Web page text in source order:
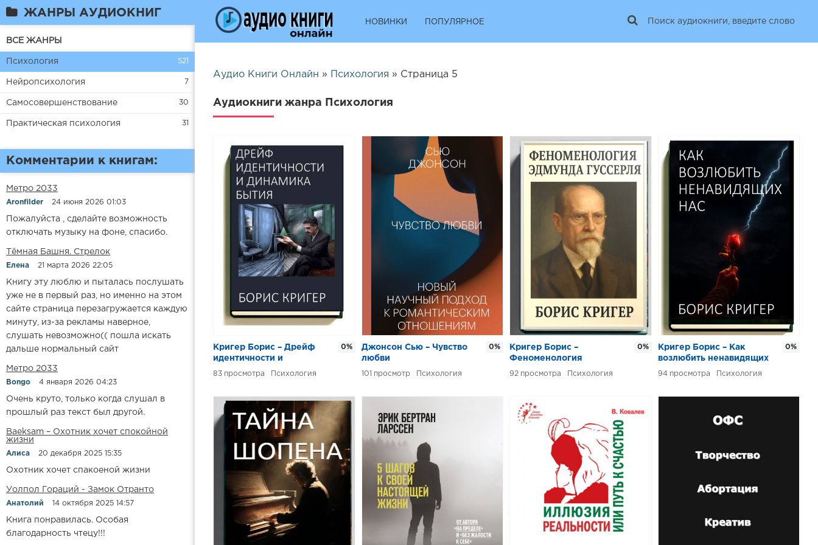
ЖАНРЫ АУДИОКНИГ
ВСЕ ЖАНРЫ
Психология 521
Нейропсихология 7
Самосовершенствование 30
Практическая психология 31
Комментарии к книгам:
Метро 2033
Aronfilder 24 июня 2026 01:03
Пожалуйста , сделайте возможность
отключать музыку на фоне, спасибо.
​​Тёмная Башня. Стрелок
Елена 21 марта 2026 22:05
Книгу эту люблю и пыталась послушать
уже не в первый раз, но именно на этом
сайте страница перезагружается каждую
минуту, из-за рекламы наверное,
слушать невозможно(( пошла искать
дальше нормальный сайт
Метро 2033
Bongo 4 января 2026 04:23
Очень круто, только когда слушал в
прошлый раз текст был другой.
Baeksam – Охотник хочет спокойной
жизни
Алиса 20 декабря 2025 15:35
Охотник хочет спакоеной жизни
Уолпол Гораций - Замок Отранто
Анатолий 14 октября 2025 14:57
Книга понравилась. Особая
благодарность чтецу!!!
НОВИНКИ ПОПУЛЯРНОЕ
Аудио Книги Онлайн » Психология » Страница 5
Аудиокниги жанра Психология
Кригер Борис – Дрейф
идентичности и
динамика бытия
83 Психология
0%
Джонсон Сью – Чувство
любви
101 Психология
0%
Кригер Борис –
Феноменология
Эдмунда Гуссерля
92 Психология
0%
Кригер Борис – Как
возлюбить ненавидящих
нас
94 Психология
0%